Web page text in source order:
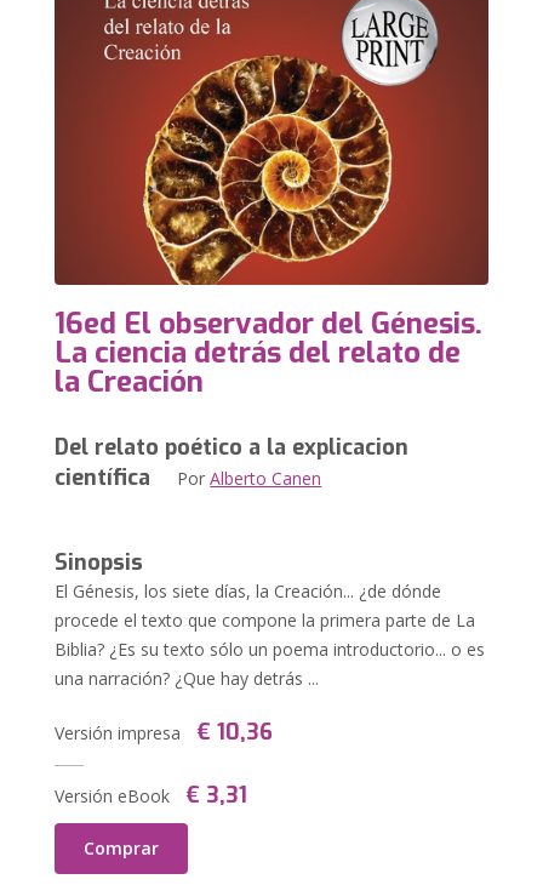
16ed El observador del Génesis.
La ciencia detrás del relato de
la Creación
Del relato poético a la explicacion
científica PorAlberto Canen
Sinopsis
El Génesis, los siete días, la Creación... ¿de dónde
procede el texto que compone la primera parte de La
Biblia? ¿Es su texto sólo un poema introductorio... o es
una narración? ¿Que hay detrás ...
Versión impresa € 10,36
Versión eBook € 3,31
Comprar